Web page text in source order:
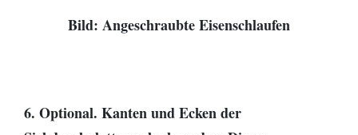
Bild: Angeschraubte Eisenschlaufen
6. Optional. Kanten und Ecken der